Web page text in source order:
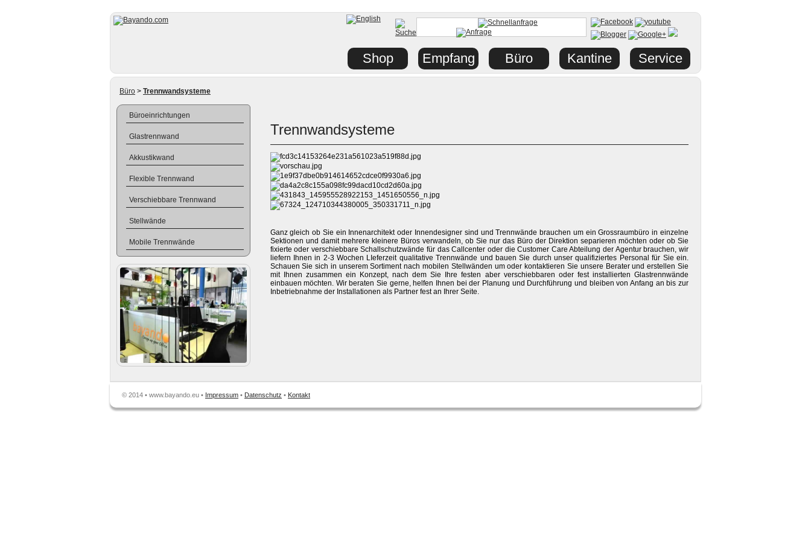
Büro > Trennwandsysteme
Trennwandsysteme
Ganz gleich ob Sie ein Innenarchitekt oder Innendesigner sind und Trennwände brauchen um ein Grossraumbüro in einzelne
Sektionen und damit mehrere kleinere Büros verwandeln, ob Sie nur das Büro der Direktion separieren möchten oder ob Sie
fixierte oder verschiebbare Schallschutzwände für das Callcenter oder die Customer Care Abteilung der Agentur brauchen, wir
liefern Ihnen in 2-3 Wochen LIeferzeit qualitative Trennwände und bauen Sie durch unser qualifiziertes Personal für Sie ein.
Schauen Sie sich in unserem Sortiment nach mobilen Stellwänden um oder kontaktieren Sie unsere Berater und erstellen Sie
mit Ihnen zusammen ein Konzept, nach dem Sie Ihre festen aber verschiebbaren oder fest installierten Glastrennwände
einbauen möchten. Wir beraten Sie gerne, helfen Ihnen bei der Planung und Durchführung und bleiben von Anfang an bis zur
Inbetriebnahme der Installationen als Partner fest an Ihrer Seite.
Büroeinrichtungen
Glastrennwand
Akkustikwand
Flexible Trennwand
Verschiebbare Trennwand
Stellwände
Mobile Trennwände
Shop Empfang Büro Kantine Service
© 2014 • www.bayando.eu • Impressum • Datenschutz • Kontakt